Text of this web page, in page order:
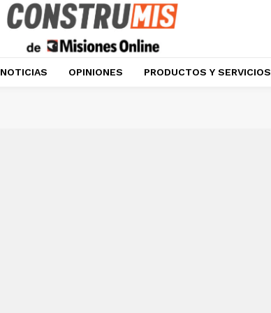
NOTICIAS OPINIONES PRODUCTOS Y SERVICIOS